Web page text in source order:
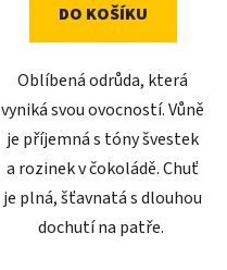
DO KOŠÍKU
Oblíbená odrůda, která
vyniká svou ovocností. Vůně
je příjemná s tóny švestek
a rozinek v čokoládě. Chuť
je plná, šťavnatá s dlouhou
dochutí na patře.